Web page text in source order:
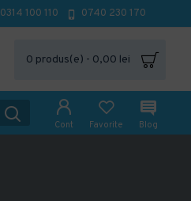
0314 100 110 0740 230 170
0 produs(e) - 0,00 lei
Cont Favorite Blog